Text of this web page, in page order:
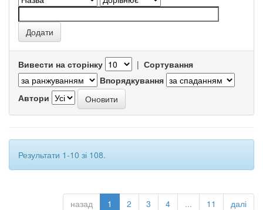
Вивести на сторінку | Сортування
Впорядкування
Автори
Результати 1-10 зі 108.
назад 1 2 3 4 ... 11 далі